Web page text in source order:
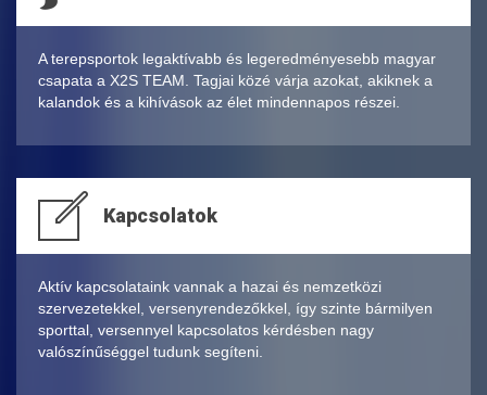
A terepsportok legaktívabb és legeredményesebb magyar
csapata a X2S TEAM. Tagjai közé várja azokat, akiknek a
kalandok és a kihívások az élet mindennapos részei.
Kapcsolatok
Aktív kapcsolataink vannak a hazai és nemzetközi
szervezetekkel, versenyrendezőkkel, így szinte bármilyen
sporttal, versennyel kapcsolatos kérdésben nagy
valószínűséggel tudunk segíteni.